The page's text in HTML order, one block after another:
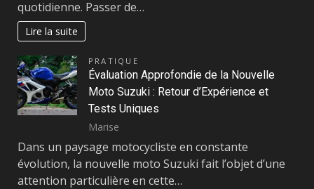
quotidienne. Passer de…
Lire la suite
PRATIQUE
Évaluation Approfondie de la Nouvelle
Moto Suzuki : Retour d’Expérience et
Tests Uniques
Marise
Dans un paysage motocycliste en constante
évolution, la nouvelle moto Suzuki fait l’objet d’une
attention particulière en cette…